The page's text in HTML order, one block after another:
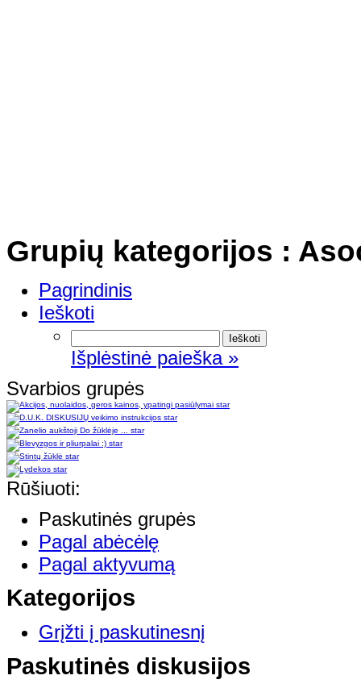
Grupių kategorijos :
Pagrindinis
Ieškoti
Išplėstinė paieška »
Svarbios grupės
star
star
star
star
star
star
Rūšiuoti:
Paskutinės grupės
Pagal abėcėlę
Pagal aktyvumą
Kategorijos
Grįžti į paskutinesnį
Paskutinės diskusijos